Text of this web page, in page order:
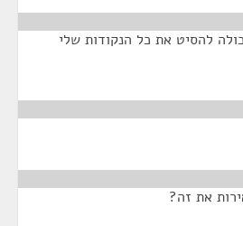
להסיט את כל הנקודות שלי
את זה?